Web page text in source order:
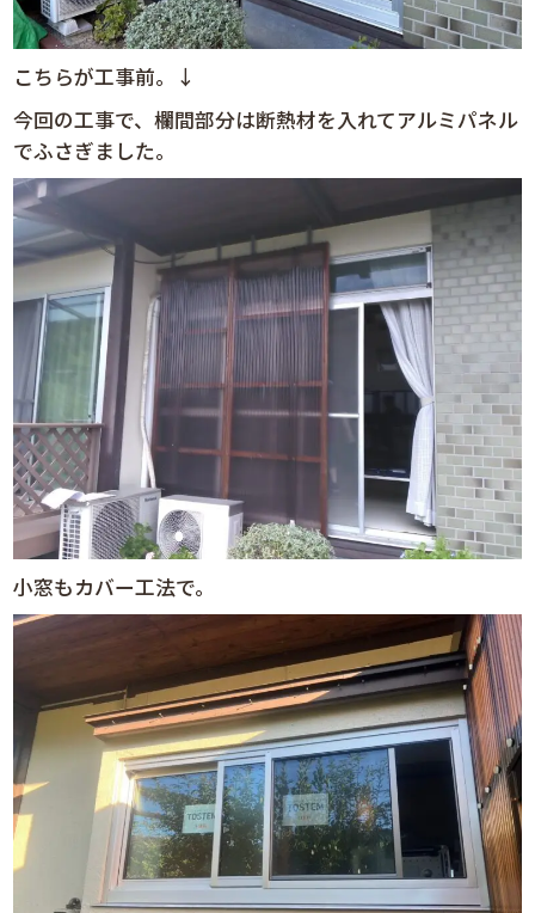
こちらが工事前。↓
今回の工事で、欄間部分は断熱材を入れてアルミパネル
でふさぎました。
小窓もカバー工法で。